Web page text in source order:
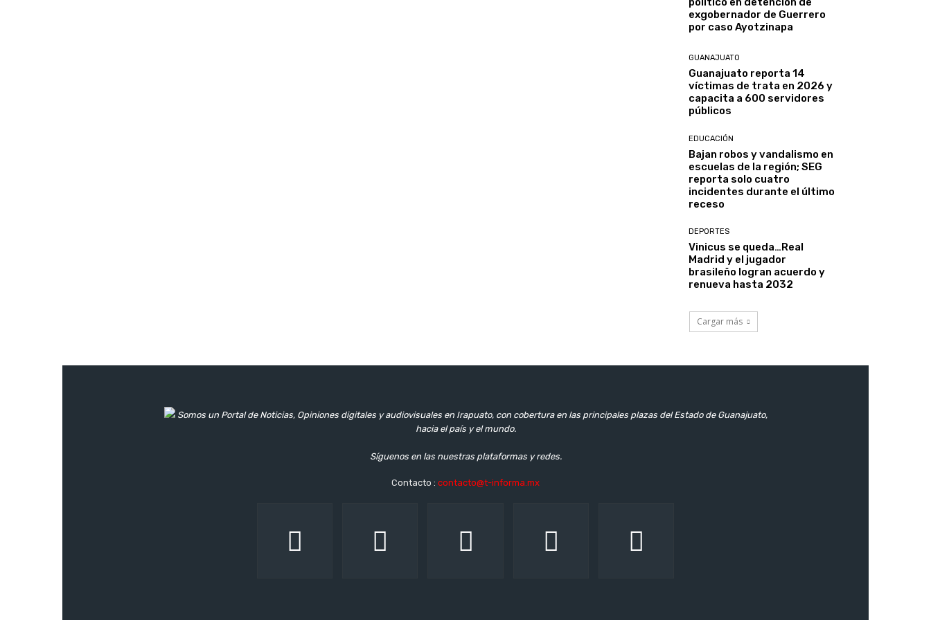
exgobernador de Guerrero
por caso Ayotzinapa
GUANAJUATO
Guanajuato reporta 14
víctimas de trata en 2026 y
capacita a 600 servidores
públicos
EDUCACIÓN
Bajan robos y vandalismo en
escuelas de la región; SEG
reporta solo cuatro
incidentes durante el último
receso
DEPORTES
Vinicus se queda…Real
Madrid y el jugador
brasileño logran acuerdo y
renueva hasta 2032
Cargar más
Somos un Portal de Noticias, Opiniones digitales y audiovisuales en Irapuato, con cobertura en las principales plazas del Estado de Guanajuato,
hacia el país y el mundo.
Síguenos en las nuestras plataformas y redes.
Contacto : contacto@t-informa.mx